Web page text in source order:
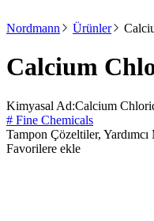
Nordmann Ürünler
Calcium
Kimyasal Ad:Calcium
# Fine Chemicals
Tampon Çözeltiler, Yardımcı
Favorilere ekle